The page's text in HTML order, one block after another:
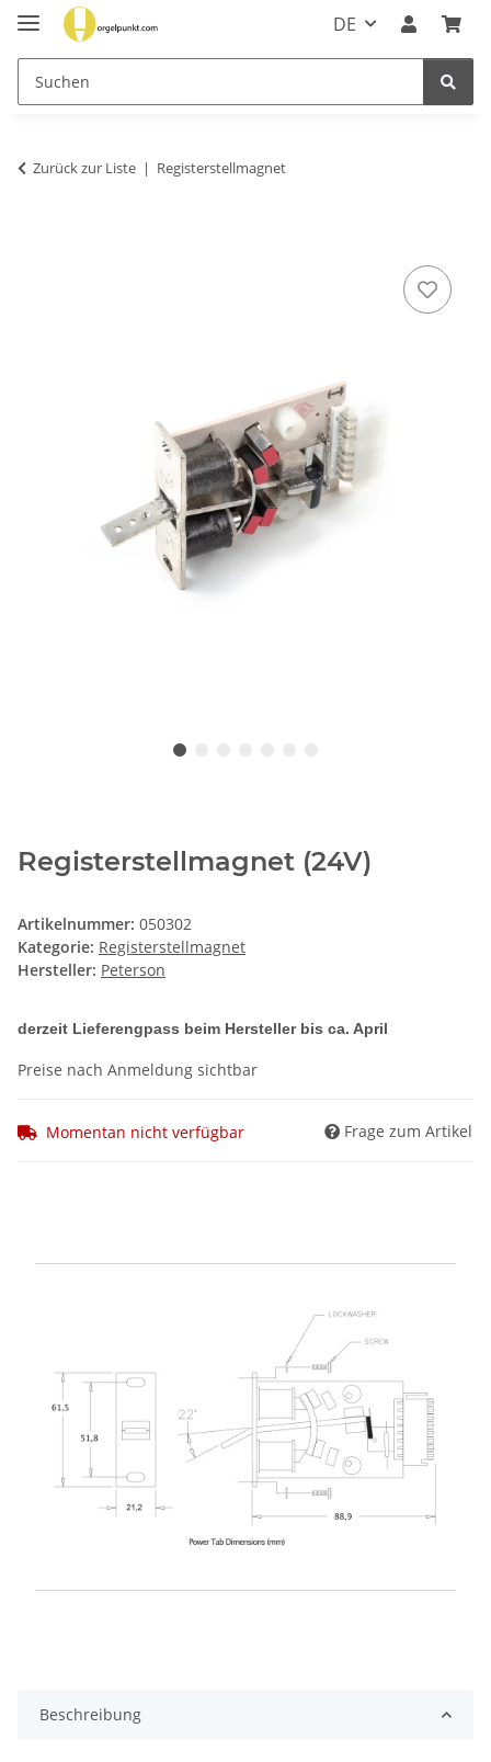
DE
Zurück zur Liste Registerstellmagnet
Registerstellmagnet (24V)
Artikelnummer: 050302
Kategorie: Registerstellmagnet
Hersteller: Peterson
derzeit Lieferengpass beim Hersteller bis ca. April
Preise nach Anmeldung sichtbar
Momentan nicht verfügbar Frage zum Artikel
Beschreibung